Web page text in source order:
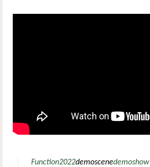
Function2022demoscenedemoshow